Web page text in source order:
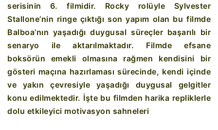
serisinin 6. filmidir. Rocky rolüyle Sylvester
Stallone’nin ringe çıktığı son yapım olan bu filmde
Balboa’nın yaşadığı duygusal süreçler başarılı bir
senaryo ile aktarılmaktadır. Filmde efsane
boksörün emekli olmasına rağmen kendisini bir
gösteri maçına hazırlaması sürecinde, kendi içinde
ve yakın çevresiyle yaşadığı duygusal gelgitler
konu edilmektedir. İşte bu filmden harika repliklerle
dolu etkileyici motivasyon sahneleri